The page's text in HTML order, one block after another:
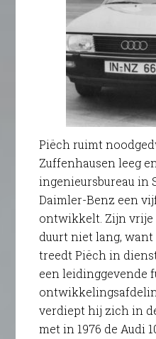
Piëch ruimt
Zuffenhausen leeg
ingenieursbureau in
Daimler-Benz een
ontwikkelt. Zijn vrije
duurt niet lang,
treedt Piëch in
een leidinggevende
verdiept hij zich in
met in 1976 de Audi